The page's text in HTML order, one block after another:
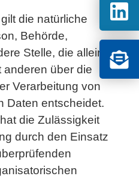
die natürliche
Behörde,
Stelle, die allein
anderen über die
Verarbeitung von
Daten entscheidet.
die Zulässigkeit
durch den Einsatz